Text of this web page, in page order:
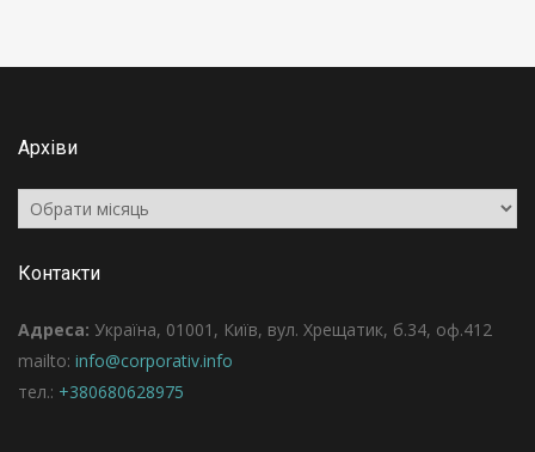
Архіви
Архіви
Контакти
Адреса: Україна, 01001, Київ, вул. Хрещатик, б.34, оф.412
mailto: info@corporativ.info
тел.: +380680628975